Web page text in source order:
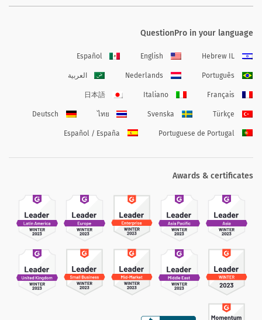
QuestionPro in your language
Hebrew IL
English
Español
Português
Nederlands العربية
Français
Italiano
日本語
Türkçe
Svenska
ไทย
Deutsch
Portuguese de Portugal
Español / España
Awards & certificates